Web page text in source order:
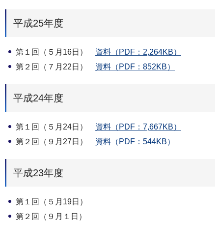
平成25年度
第１回（５月16日） 資料（PDF：2,264KB）
第２回（７月22日） 資料（PDF：852KB）
平成24年度
第１回（５月24日） 資料（PDF：7,667KB）
第２回（９月27日） 資料（PDF：544KB）
平成23年度
第１回（５月19日）
第２回（９月１日）